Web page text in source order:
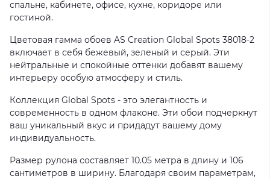
спальне, кабинете, офисе, кухне, коридоре или
гостиной.
Цветовая гамма обоев AS Creation Global Spots 38018-2
включает в себя бежевый, зеленый и серый. Эти
нейтральные и спокойные оттенки добавят вашему
интерьеру особую атмосферу и стиль.
Коллекция Global Spots - это элегантность и
современность в одном флаконе. Эти обои подчеркнут
ваш уникальный вкус и придадут вашему дому
индивидуальность.
Размер рулона составляет 10.05 метра в длину и 106
сантиметров в ширину. Благодаря своим параметрам,